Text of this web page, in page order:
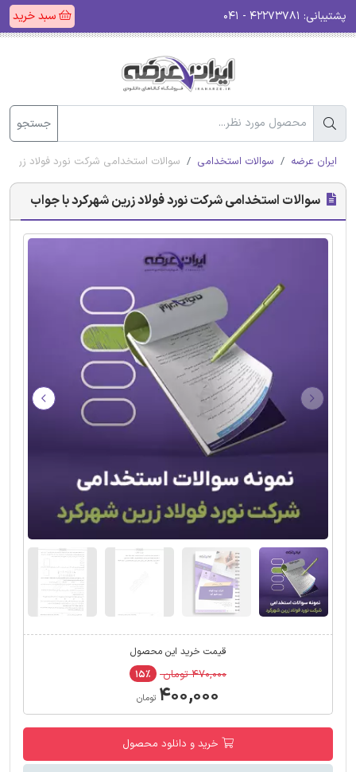
پشتیبانی: سبد خرید
جستجو
ایران عرضه سوالات استخدامی سوالات استخدامی شرکت نورد فولاد زرین
سوالات استخدامی شرکت نورد فولاد زرین شهرکرد با جواب
قیمت خرید این محصول
۴۷۰,۰۰۰ تومان ۱۵٪
۴۰۰,۰۰۰ تومان
خرید و دانلود محصول